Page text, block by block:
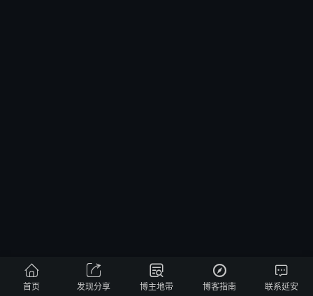

首页

发现分享

博主地带

博客指南

联系延安